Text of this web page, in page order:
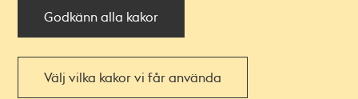
Godkänn alla kakor
Välj vilka kakor vi får använda